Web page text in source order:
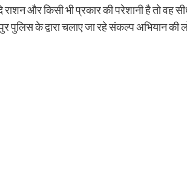
राशन और किसी भी प्रकार की परेशानी है तो
पुलिस के द्वारा चलाए जा रहे संकल्प अभियान की